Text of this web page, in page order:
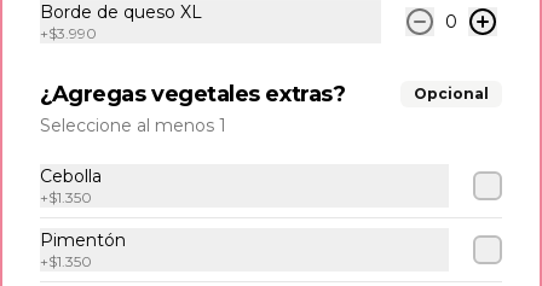
$6.990
Borde de queso XL
+$3.990
0
¿Agregas vegetales extras? Opcional
Seleccione al menos 1
Cebolla
+$1.350
Pimentón
+$1.350